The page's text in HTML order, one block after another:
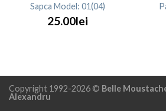
Sapca Model: 01(04)
25.00lei
Copyright 1992-2026 © Belle
Alexandru